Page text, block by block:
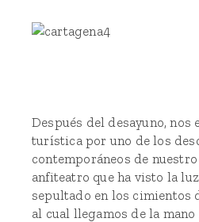
Después del desayuno, nos
turística por uno de los
contemporáneos de
anfiteatro que ha visto la
sepultado en los cimientos
al cual llegamos de la